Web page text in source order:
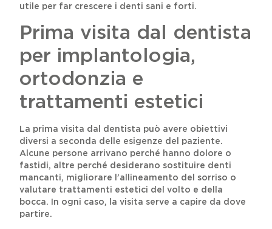
utile per far crescere i denti sani e forti.
Prima visita dal dentista
per implantologia,
ortodonzia e
trattamenti estetici
La prima visita dal dentista può avere obiettivi
diversi a seconda delle esigenze del paziente.
Alcune persone arrivano perché hanno dolore o
fastidi, altre perché desiderano sostituire denti
mancanti, migliorare l’allineamento del sorriso o
valutare trattamenti estetici del volto e della
bocca. In ogni caso, la visita serve a capire da dove
partire.